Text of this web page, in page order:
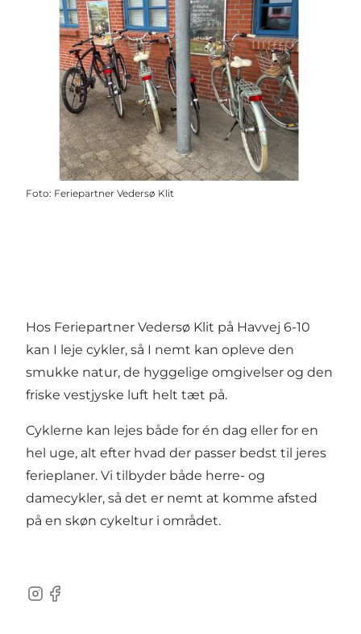
Foto: Feriepartner Vedersø Klit
Hos Feriepartner Vedersø Klit på Havvej 6-10
kan I leje cykler, så I nemt kan opleve den
smukke natur, de hyggelige omgivelser og den
friske vestjyske luft helt tæt på.
Cyklerne kan lejes både for én dag eller for en
hel uge, alt efter hvad der passer bedst til jeres
ferieplaner. Vi tilbyder både herre- og
damecykler, så det er nemt at komme afsted
på en skøn cykeltur i området.
Instagram
Facebook